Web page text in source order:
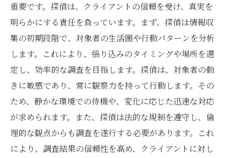
真実を明らかにする探偵の働きぶり
探偵の観察力が光る張り込みの瞬間
都市の喧騒が探偵に与える影響とその対策
豊島区の探偵が教える張り込み調査のメンタル
とテクニック
探偵が語る張り込み調査に必要なメンタル
強化法
張り込みで探偵が活用するメンタルテクニ
ック
重要です。探偵は、クライアントの信頼を受け、真実を
明らかにする責任を負っています。まず、探偵は情報収
集の初期段階で、対象者の生活圏や行動パターンを分析
します。これにより、張り込みのタイミングや場所を選
定し、効率的な調査を目指します。探偵は、対象者の動
きに敏感であり、常に観察力を持って行動します。その
ため、静かな環境での待機や、変化に応じた迅速な対応
が求められます。また、探偵は法的な規制を遵守し、倫
理的な観点からも調査を遂行する必要があります。これ
により、調査結果の信頼性を高め、クライアントに対し